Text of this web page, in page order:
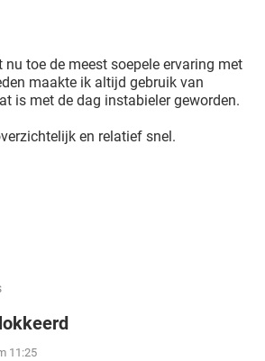
toe de meest soepele ervaring met
maakte ik altijd gebruik van
is met de dag instabieler geworden.
en relatief snel.
11:25